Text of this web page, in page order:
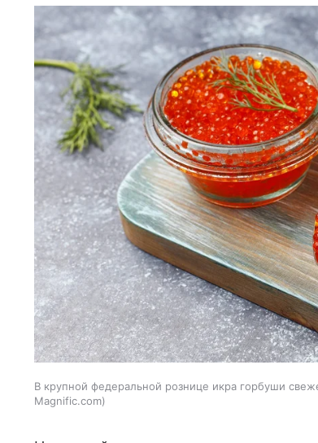
В крупной федеральной рознице икра горбуши
Magnific.com